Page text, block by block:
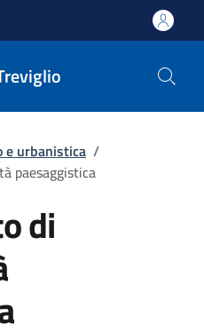
e urbanistica /
paesaggistica
di